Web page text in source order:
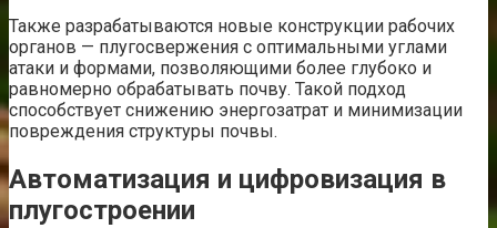
Также разрабатываются новые конструкции рабочих
органов — плугосвержения с оптимальными углами
атаки и формами, позволяющими более глубоко и
равномерно обрабатывать почву. Такой подход
способствует снижению энергозатрат и минимизации
повреждения структуры почвы.
Автоматизация и цифровизация в
плугостроении